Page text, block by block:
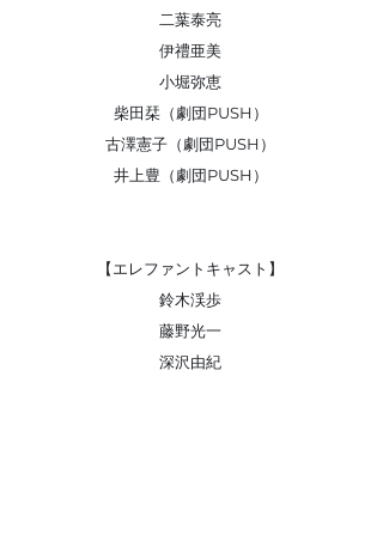
二葉泰亮
伊禮亜美
小堀弥恵
柴田栞（劇団PUSH）
古澤憲子（劇団PUSH）
井上豊（劇団PUSH）
【エレファントキャスト】
鈴木渓歩
藤野光一
深沢由紀